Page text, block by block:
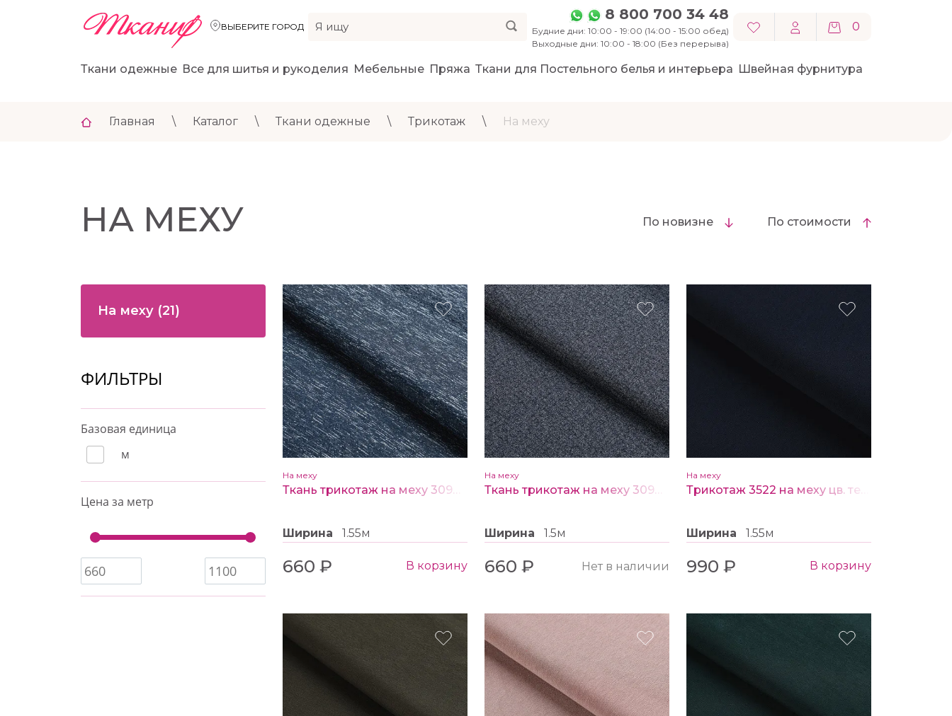
ВЫБЕРИТЕ ГОРОД
8 800 700 34 48
Будние дни: 10:00 - 19:00 (14:00 - 15:00 обед)
Выходные дни: 10:00 - 18:00 (Без перерыва)
0
Ткани одежные Все для шитья и рукоделия Мебельные Пряжа Ткани для Постельного белья и интерьера Швейная фурнитура
Главная \ Каталог \ Ткани одежные \ Трикотаж \ На меху
НА МЕХУ По новизне По стоимости
На меху (21)
ФИЛЬТРЫ
Базовая единица
м
Цена за метр
На меху
Ткань трикотаж на меху 30960 цв. №2 синий меланж
Ширина 1.55м
660 ₽ В корзину
На меху
Ткань трикотаж на меху 30960 цв. №1 синий
Ширина 1.5м
660 ₽ Нет в наличии
На меху
Ширина 1.55м
990 ₽ В корзину